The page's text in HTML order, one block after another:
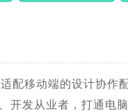
配移动端的设计协作
开发从业者，打通电